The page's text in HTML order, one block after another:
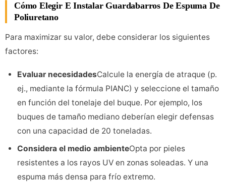
Cómo Elegir E Instalar Guardabarros De Espuma De
Poliuretano
Para maximizar su valor, debe considerar los siguientes
factores:
Evaluar necesidadesCalcule la energía de atraque (p.
ej., mediante la fórmula PIANC) y seleccione el tamaño
en función del tonelaje del buque. Por ejemplo, los
buques de tamaño mediano deberían elegir defensas
con una capacidad de 20 toneladas.
Considera el medio ambienteOpta por pieles
resistentes a los rayos UV en zonas soleadas. Y una
espuma más densa para frío extremo.